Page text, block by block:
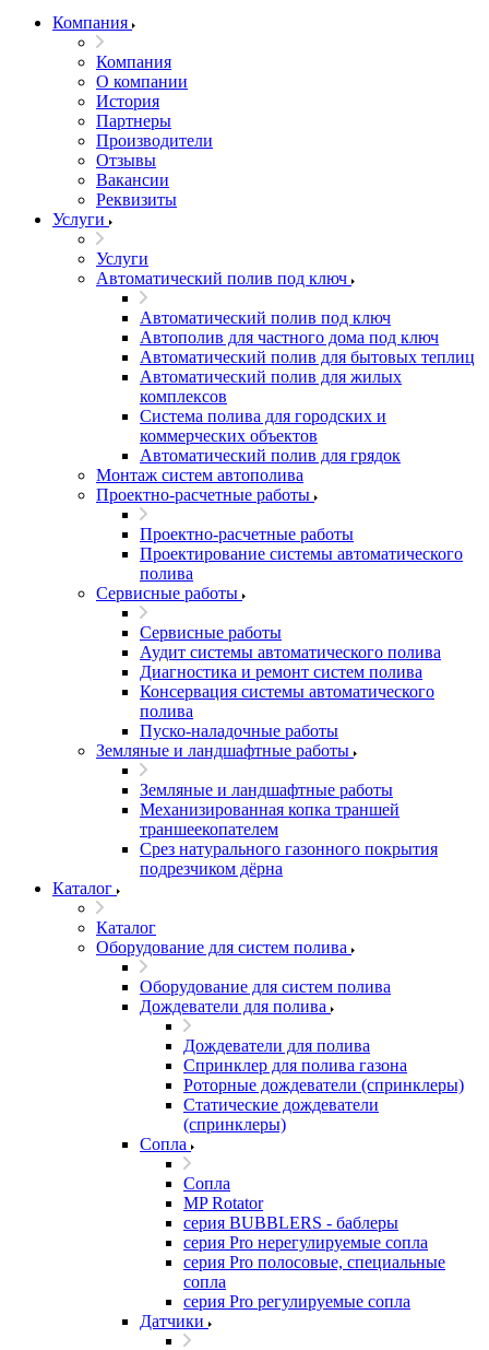
Компания
Компания
О компании
История
Партнеры
Производители
Отзывы
Вакансии
Реквизиты
Услуги
Услуги
Автоматический полив под ключ
Автоматический полив под ключ
Автополив для частного дома под ключ
Автоматический полив для бытовых теплиц
Автоматический полив для жилых
комплексов
Система полива для городских и
коммерческих объектов
Автоматический полив для грядок
Монтаж систем автополива
Проектно-расчетные работы
Проектно-расчетные работы
Проектирование системы автоматического
полива
Сервисные работы
Сервисные работы
Аудит системы автоматического полива
Диагностика и ремонт систем полива
Консервация системы автоматического
полива
Пуско-наладочные работы
Земляные и ландшафтные работы
Земляные и ландшафтные работы
Механизированная копка траншей
траншеекопателем
Срез натурального газонного покрытия
подрезчиком дёрна
Каталог
Каталог
Оборудование для систем полива
Оборудование для систем полива
Дождеватели для полива
Дождеватели для полива
Cпринклер для полива газона
Роторные дождеватели (спринклеры)
Статические дождеватели
(спринклеры)
Сопла
Сопла
MP Rotator
серия BUBBLERS - баблеры
серия Pro нерегулируемые сопла
серия Pro полосовые, специальные
сопла
серия Pro регулируемые сопла
Датчики